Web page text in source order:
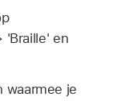
'Braille' en
waarmee je